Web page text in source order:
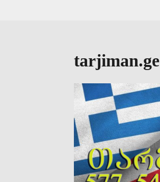
tarjiman.ge